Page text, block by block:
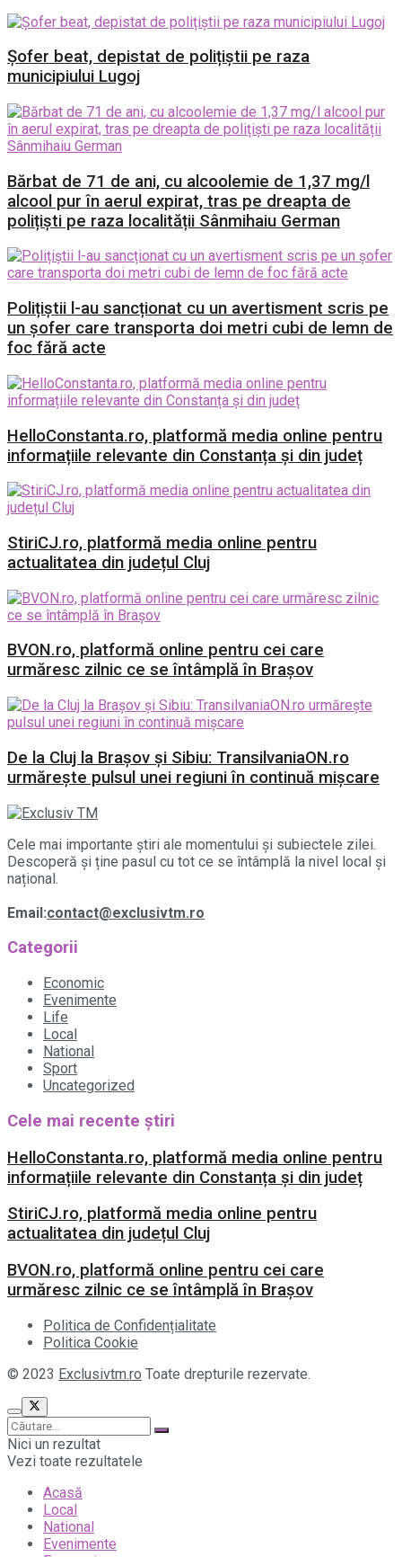
Șofer beat, depistat de polițiștii pe raza
municipiului Lugoj
Bărbat de 71 de ani, cu alcoolemie de 1,37 mg/l
alcool pur în aerul expirat, tras pe dreapta de
polițiști pe raza localității Sânmihaiu German
Polițiștii l-au sancționat cu un avertisment scris pe
un șofer care transporta doi metri cubi de lemn de
foc fără acte
HelloConstanta.ro, platformă media online pentru
informațiile relevante din Constanța și din județ
StiriCJ.ro, platformă media online pentru
actualitatea din județul Cluj
BVON.ro, platformă online pentru cei care
urmăresc zilnic ce se întâmplă în Brașov
De la Cluj la Brașov și Sibiu: TransilvaniaON.ro
urmărește pulsul unei regiuni în continuă mișcare
Cele mai importante știri ale momentului și subiectele zilei.
Descoperă și ține pasul cu tot ce se întâmplă la nivel local și
național.
Email:contact@exclusivtm.ro
Categorii
Economic
Evenimente
Life
Local
National
Sport
Uncategorized
Cele mai recente știri
HelloConstanta.ro, platformă media online pentru
informațiile relevante din Constanța și din județ
StiriCJ.ro, platformă media online pentru
actualitatea din județul Cluj
BVON.ro, platformă online pentru cei care
urmăresc zilnic ce se întâmplă în Brașov
Politica de Confidențialitate
Politica Cookie
© 2023 Exclusivtm.ro Toate drepturile rezervate.
Nici un rezultat
Vezi toate rezultatele
Acasă
Local
National
Evenimente